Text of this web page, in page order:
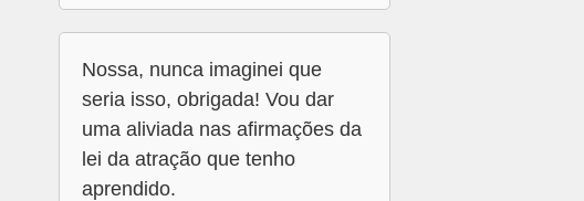
Nossa, nunca imaginei que
seria isso, obrigada! Vou dar
uma aliviada nas afirmações da
lei da atração que tenho
aprendido.